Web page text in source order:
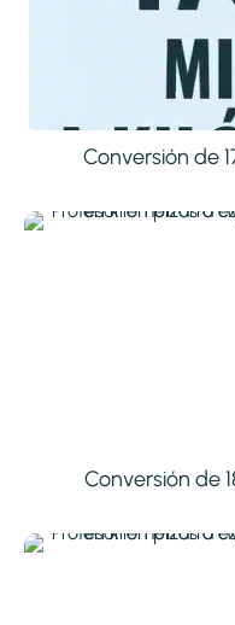
Conversión de
Conversión de